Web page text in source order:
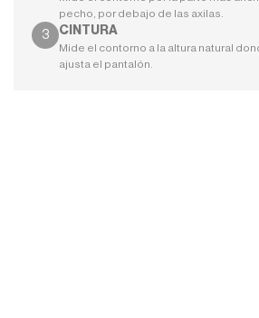
pecho, por debajo de las axilas.
CINTURA
Mide el contorno a la altura natural
ajusta el pantalón.